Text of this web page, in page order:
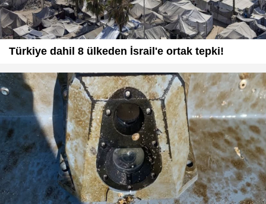
Türkiye dahil 8 ülkeden İsrail'e ortak tepki!